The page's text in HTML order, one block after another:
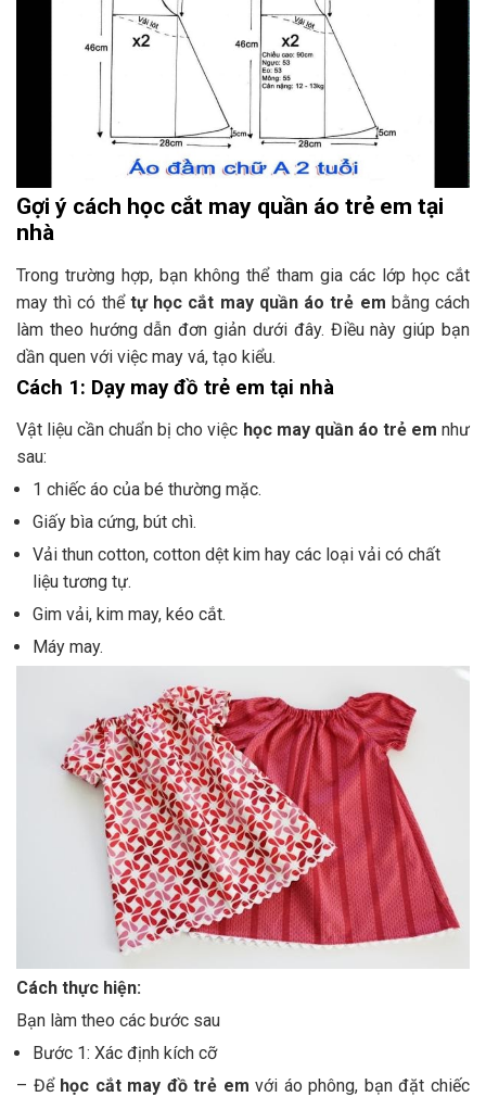
Gợi ý cách học cắt may quần áo trẻ em tại
nhà
Trong trường hợp, bạn không thể tham gia các lớp học cắt
may thì có thể tự học cắt may quần áo trẻ em bằng cách
làm theo hướng dẫn đơn giản dưới đây. Điều này giúp bạn
dần quen với việc may vá, tạo kiểu.
Cách 1: Dạy may đồ trẻ em tại nhà
Vật liệu cần chuẩn bị cho việc học may quần áo trẻ em như
sau:
1 chiếc áo của bé thường mặc.
Giấy bìa cứng, bút chì.
Vải thun cotton, cotton dệt kim hay các loại vải có chất
liệu tương tự.
Gim vải, kim may, kéo cắt.
Máy may.
Cách thực hiện:
Bạn làm theo các bước sau
Bước 1: Xác định kích cỡ
– Để học cắt may đồ trẻ em với áo phông, bạn đặt chiếc